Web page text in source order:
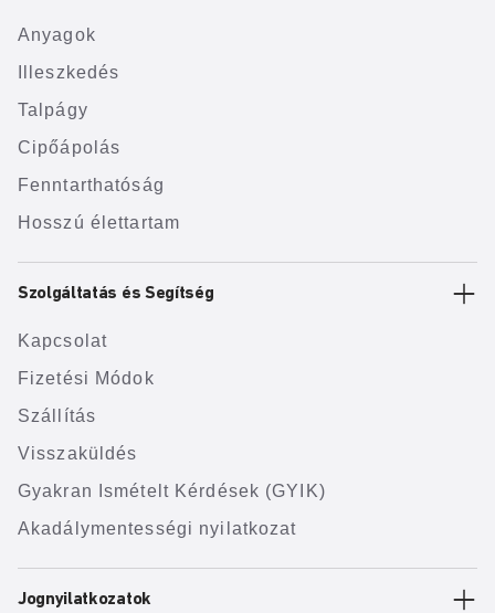
Anyagok
Illeszkedés
Talpágy
Cipőápolás
Fenntarthatóság
Hosszú élettartam
Szolgáltatás és Segítség
Kapcsolat
Fizetési Módok
Szállítás
Visszaküldés
Gyakran Ismételt Kérdések (GYIK)
Akadálymentességi nyilatkozat
Jognyilatkozatok